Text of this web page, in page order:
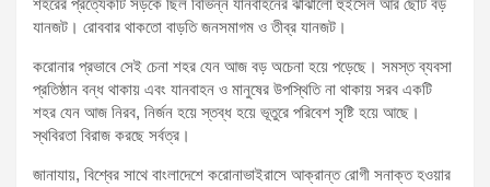
শহরের প্রত্যেকটি সড়কে ছিল বিভিন্ন যানবাহনের ঝাঁঝালো হুইসেল আর ছোট বড়
যানজট। রোববার থাকতো বাড়তি জনসমাগম ও তীব্র যানজট।
করোনার প্রভাবে সেই চেনা শহর যেন আজ বড় অচেনা হয়ে পড়েছে। সমস্ত ব্যবসা
প্রতিষ্ঠান বন্ধ থাকায় এবং যানবাহন ও মানুষের উপস্থিতি না থাকায় সরব একটি
শহর যেন আজ নিরব, নির্জন হয়ে স্তব্ধ হয়ে ভূতুরে পরিবেশ সৃষ্টি হয়ে আছে।
স্থবিরতা বিরাজ করছে সর্বত্র।
জানাযায়, বিশ্বের সাথে বাংলাদেশে করোনাভাইরাসে আক্রান্ত রোগী সনাক্ত হওয়ার